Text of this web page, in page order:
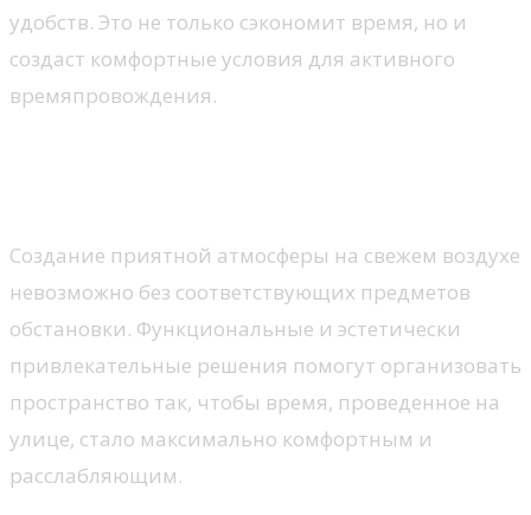
удобств. Это не только сэкономит время, но и
создаст комфортные условия для активного
времяпровождения.
Создание приятной атмосферы на свежем воздухе
невозможно без соответствующих предметов
обстановки. Функциональные и эстетически
привлекательные решения помогут организовать
пространство так, чтобы время, проведенное на
улице, стало максимально комфортным и
расслабляющим.